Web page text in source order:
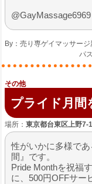
@GayMassage6969
By： 売り専ゲイマッサー
パ
その他
プライド月間
場所： 東京都台東区上野7-
性がいかに多様で
間』です。
Pride Monthを祝福
に、500円OFFサー